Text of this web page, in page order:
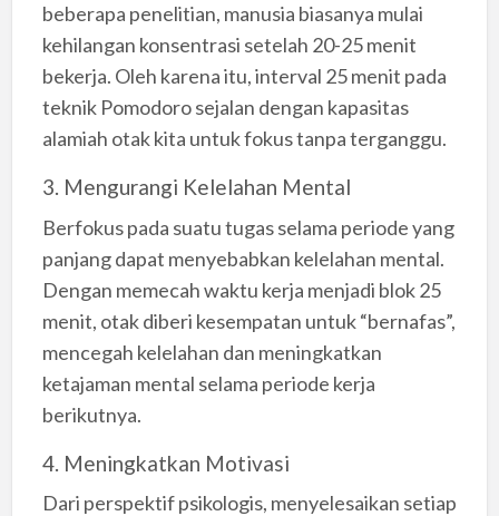
beberapa penelitian, manusia biasanya mulai
kehilangan konsentrasi setelah 20-25 menit
bekerja. Oleh karena itu, interval 25 menit pada
teknik Pomodoro sejalan dengan kapasitas
alamiah otak kita untuk fokus tanpa terganggu.
3. Mengurangi Kelelahan Mental
Berfokus pada suatu tugas selama periode yang
panjang dapat menyebabkan kelelahan mental.
Dengan memecah waktu kerja menjadi blok 25
menit, otak diberi kesempatan untuk “bernafas”,
mencegah kelelahan dan meningkatkan
ketajaman mental selama periode kerja
berikutnya.
4. Meningkatkan Motivasi
Dari perspektif psikologis, menyelesaikan setiap